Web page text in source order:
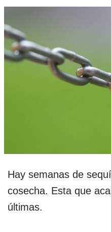
Hay semanas de
cosecha. Esta que
últimas.